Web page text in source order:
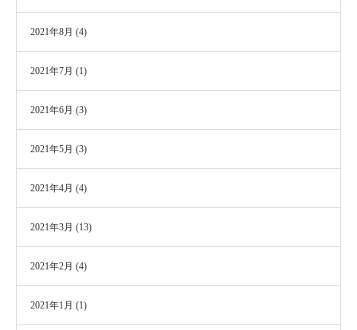
2021年8月 (4)
2021年7月 (1)
2021年6月 (3)
2021年5月 (3)
2021年4月 (4)
2021年3月 (13)
2021年2月 (4)
2021年1月 (1)